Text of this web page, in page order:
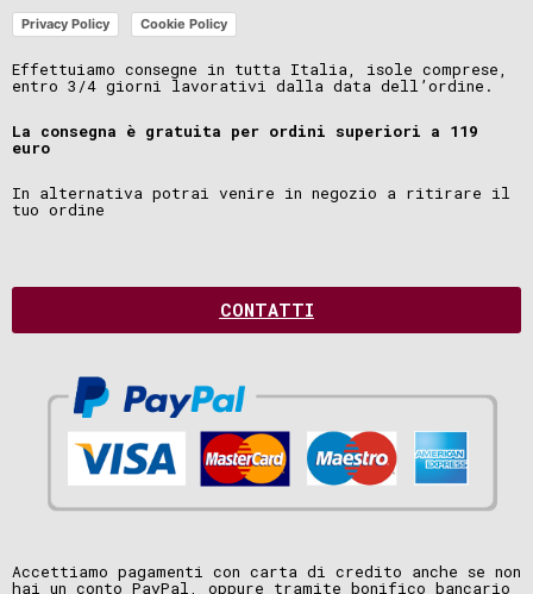
Privacy Policy Cookie Policy
Effettuiamo consegne in tutta Italia, isole comprese,
entro 3/4 giorni lavorativi dalla data dell’ordine.
La consegna è gratuita per ordini superiori a 119
euro
In alternativa potrai venire in negozio a ritirare il
tuo ordine
CONTATTI
Accettiamo pagamenti con carta di credito anche se non
hai un conto PayPal, oppure tramite bonifico bancario